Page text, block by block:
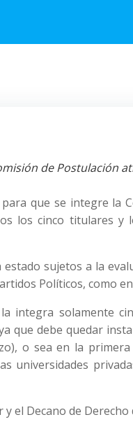
de Postulación
que se integre la
los cinco titulares
sujetos a la
Políticos, como
integra solamente
que debe quedar
o sea en la
universidades
el Decano de Derecho